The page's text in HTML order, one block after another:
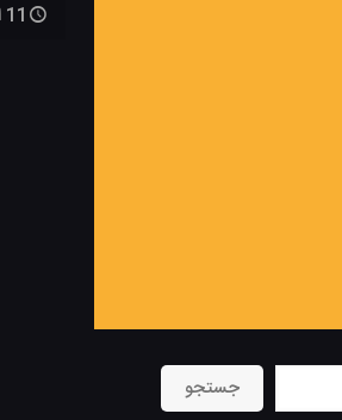
جستجو
11 اسفند 1403